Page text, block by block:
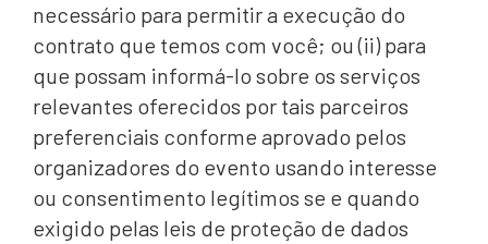
necessário para permitir a execução do
contrato que temos com você; ou (ii) para
que possam informá-lo sobre os serviços
relevantes oferecidos por tais parceiros
preferenciais conforme aprovado pelos
organizadores do evento usando interesse
ou consentimento legítimos se e quando
exigido pelas leis de proteção de dados